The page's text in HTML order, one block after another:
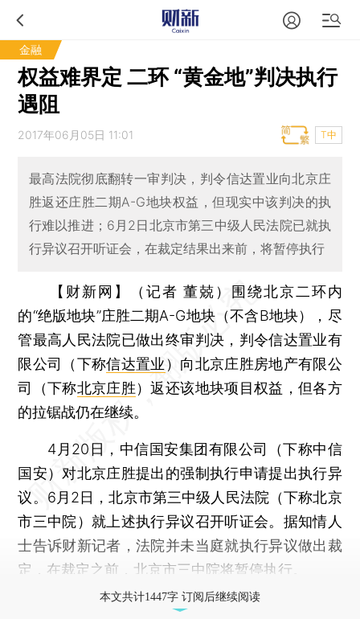
金融
权益难界定 二环 “黄金地”判决执行
遇阻
2017年06月05日 11:01 T中
最高法院彻底翻转一审判决，判令信达置业向北京庄
胜返还庄胜二期A-G地块权益，但现实中该判决的执
行难以推进；6月2日北京市第三中级人民法院已就执
行异议召开听证会，在裁定结果出来前，将暂停执行
【财新网】（记者 董兢） 围绕北京二环内
的“绝版地块”庄胜二期A-G地块（不含B地块），尽
管最高人民法院已做出终审判决，判令信达置业有
限公司（下称信达置业）向北京庄胜房地产有限公
司（下称北京庄胜）返还该地块项目权益，但各方
的拉锯战仍在继续。
4月20日，中信国安集团有限公司（下称中信
国安）对北京庄胜提出的强制执行申请提出执行异
议。6月2日，北京市第三中级人民法院（下称北京
市三中院）就上述执行异议召开听证会。据知情人
士告诉财新记者，法院并未当庭就执行异议做出裁
定，在裁定之前，北京市三中院将暂停执行。
本文共计1447字 订阅后继续阅读